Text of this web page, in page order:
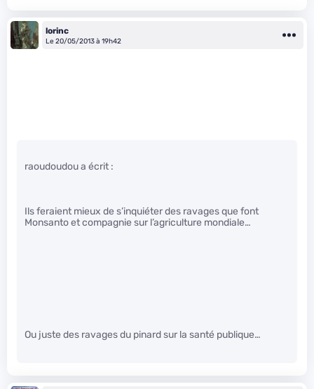
lorinc
Le 20/05/2013 à 19h42
raoudoudou a écrit :
Ils feraient mieux de s’inquiéter des ravages que font
Monsanto et compagnie sur l’agriculture mondiale…
Ou juste des ravages du pinard sur la santé publique…